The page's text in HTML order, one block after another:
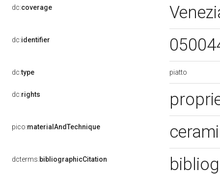
dc:coverage
dc:identifier
dc:type piatto
dc:rights
pico:materialAndTechnique
dcterms:bibliographicCitation